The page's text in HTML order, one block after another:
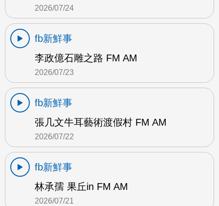
2026/07/24
fb新鮮事
李政億石雕之路 FM AM
2026/07/23
fb新鮮事
張几文牛耳藝術渡假村 FM AM
2026/07/22
fb新鮮事
林承孺 果丘in FM AM
2026/07/21